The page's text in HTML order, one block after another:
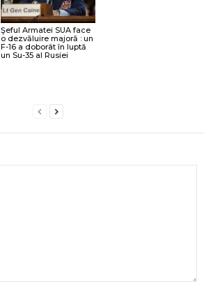
Şeful Armatei SUA face
o dezvăluire majoră : un
F-16 a doborât în luptă
un Su-35 al Rusiei